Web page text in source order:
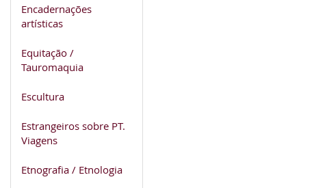
Encadernações
artísticas
Equitação /
Tauromaquia
Escultura
Estrangeiros sobre PT.
Viagens
Etnografia / Etnologia